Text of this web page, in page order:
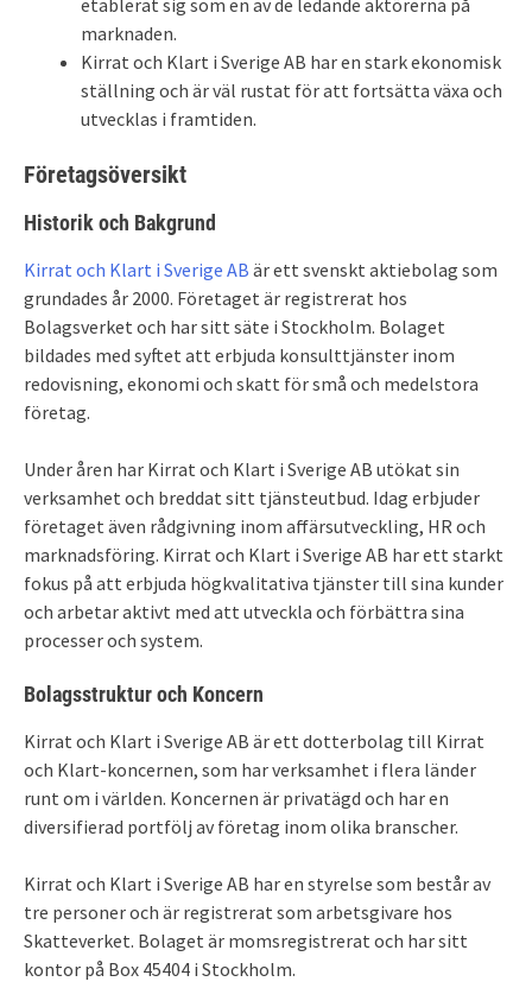
marknaden.
Kirrat och Klart i Sverige AB har en stark ekonomisk
ställning och är väl rustat för att fortsätta växa och
utvecklas i framtiden.
Företagsöversikt
Historik och Bakgrund
Kirrat och Klart i Sverige AB är ett svenskt aktiebolag som
grundades år 2000. Företaget är registrerat hos
Bolagsverket och har sitt säte i Stockholm. Bolaget
bildades med syftet att erbjuda konsulttjänster inom
redovisning, ekonomi och skatt för små och medelstora
företag.
Under åren har Kirrat och Klart i Sverige AB utökat sin
verksamhet och breddat sitt tjänsteutbud. Idag erbjuder
företaget även rådgivning inom affärsutveckling, HR och
marknadsföring. Kirrat och Klart i Sverige AB har ett starkt
fokus på att erbjuda högkvalitativa tjänster till sina kunder
och arbetar aktivt med att utveckla och förbättra sina
processer och system.
Bolagsstruktur och Koncern
Kirrat och Klart i Sverige AB är ett dotterbolag till Kirrat
och Klart-koncernen, som har verksamhet i flera länder
runt om i världen. Koncernen är privatägd och har en
diversifierad portfölj av företag inom olika branscher.
Kirrat och Klart i Sverige AB har en styrelse som består av
tre personer och är registrerat som arbetsgivare hos
Skatteverket. Bolaget är momsregistrerat och har sitt
kontor på Box 45404 i Stockholm.